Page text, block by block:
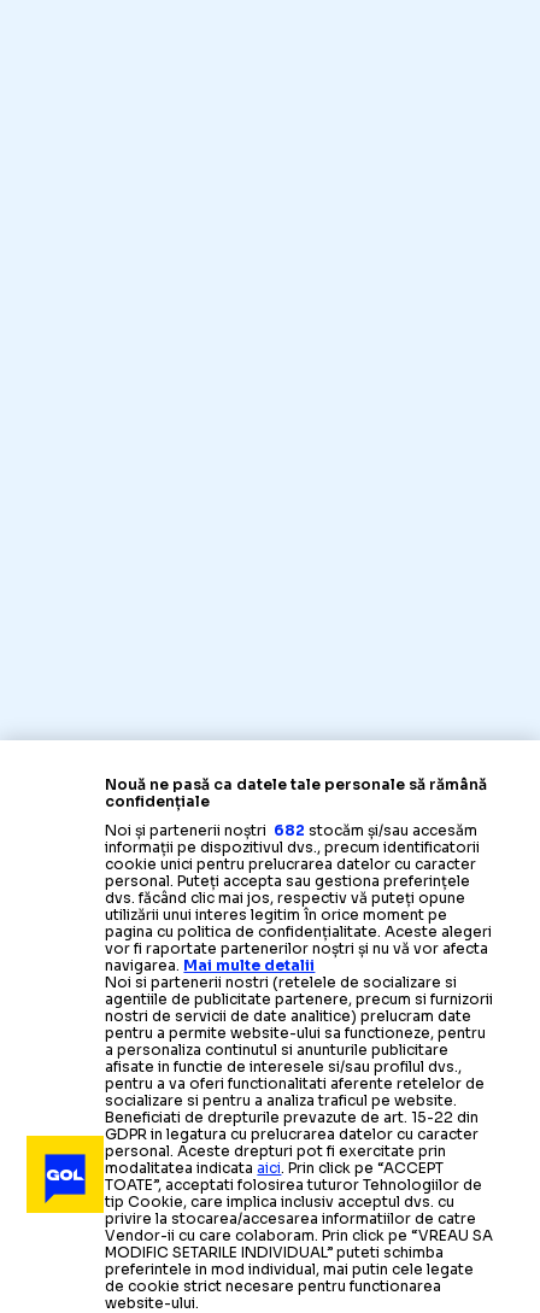
Nouă ne pasă ca datele tale personale să rămână
confidențiale
Noi și partenerii noștri 682 stocăm și/sau accesăm
informații pe dispozitivul dvs., precum identificatorii
cookie unici pentru prelucrarea datelor cu caracter
personal. Puteți accepta sau gestiona preferințele
dvs. făcând clic mai jos, respectiv vă puteți opune
utilizării unui interes legitim în orice moment pe
pagina cu politica de confidențialitate. Aceste alegeri
vor fi raportate partenerilor noștri și nu vă vor afecta
navigarea. Mai multe detalii
Noi si partenerii nostri (retelele de socializare si
agentiile de publicitate partenere, precum si furnizorii
nostri de servicii de date analitice) prelucram date
pentru a permite website-ului sa functioneze, pentru
a personaliza continutul si anunturile publicitare
afisate in functie de interesele si/sau profilul dvs.,
pentru a va oferi functionalitati aferente retelelor de
socializare si pentru a analiza traficul pe website.
Beneficiati de drepturile prevazute de art. 15-22 din
GDPR in legatura cu prelucrarea datelor cu caracter
personal. Aceste drepturi pot fi exercitate prin
modalitatea indicataaici. Prin click pe “ACCEPT
TOATE”, acceptati folosirea tuturor Tehnologiilor de
tip Cookie, care implica inclusiv acceptul dvs. cu
privire la stocarea/accesarea informatiilor de catre
Vendor-ii cu care colaboram. Prin click pe “VREAU SA
MODIFIC SETARILE INDIVIDUAL” puteti schimba
preferintele in mod individual, mai putin cele legate
de cookie strict necesare pentru functionarea
website-ului.